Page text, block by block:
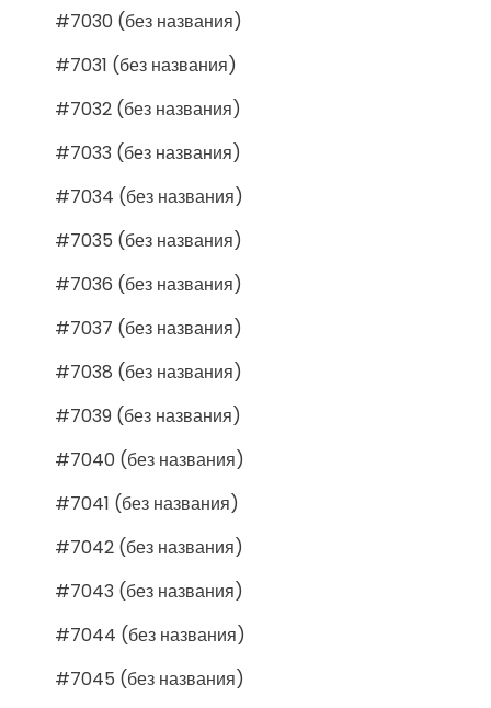
#7030 (без названия)
#7031 (без названия)
#7032 (без названия)
#7033 (без названия)
#7034 (без названия)
#7035 (без названия)
#7036 (без названия)
#7037 (без названия)
#7038 (без названия)
#7039 (без названия)
#7040 (без названия)
#7041 (без названия)
#7042 (без названия)
#7043 (без названия)
#7044 (без названия)
#7045 (без названия)